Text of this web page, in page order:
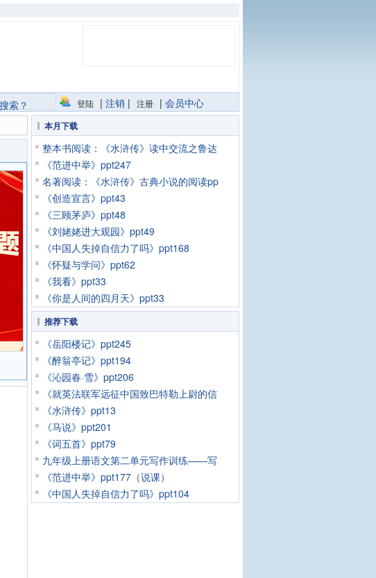
索？
登陆 | 注销 | 注册 | 会员中心
本月下载
整本书阅读：《水浒传》读中交流之鲁达
《范进中举》ppt247
名著阅读：《水浒传》古典小说的阅读pp
《创造宣言》ppt43
《三顾茅庐》ppt48
《刘姥姥进大观园》ppt49
《中国人失掉自信力了吗》ppt168
《怀疑与学问》ppt62
《我看》ppt33
《你是人间的四月天》ppt33
推荐下载
《岳阳楼记》ppt245
《醉翁亭记》ppt194
《沁园春·雪》ppt206
《就英法联军远征中国致巴特勒上尉的信
《水浒传》ppt13
《马说》ppt201
《词五首》ppt79
九年级上册语文第二单元写作训练——写
《范进中举》ppt177（说课）
《中国人失掉自信力了吗》ppt104